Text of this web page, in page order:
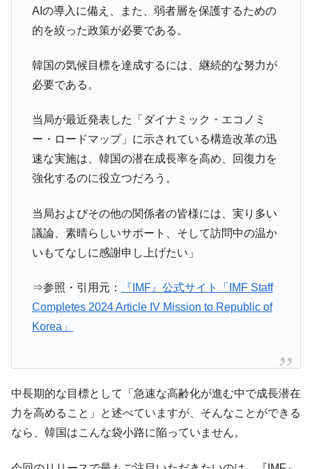
AIの導入に備え、また、弱者層を保護するための
的を絞った政策が必要である。
韓国の気候目標を達成するには、継続的な努力が
必要である。
当局が最近発表した「ダイナミック・エコノミ
ー・ロードマップ」に示されている構造改革の迅
速な実施は、韓国の潜在成長率を高め、回復力を
強化するのに役立つだろう。
当局およびその他の関係者の皆様には、実り多い
議論、素晴らしいサポート、そして訪問中の温か
いもてなしに感謝申し上げたい」
⇒参照・引用元：
『IMF』公式サイト「IMF Staff
Completes 2024 Article IV Mission to Republic of
Korea」
中長期的な目標として「急速な高齢化が進む中で成長潜在
力を高めること」と述べていますが、そんなことができる
なら、韓国はこんな袋小路に陥っていません。